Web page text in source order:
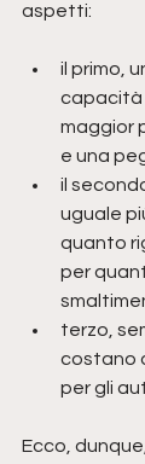
aspetti:
il primo,
capacità
maggior
e una
il
uguale
quanto
per
terzo,
costano
per gli
Ecco,